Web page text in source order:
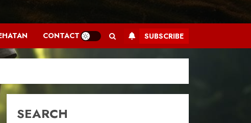
CONTACT SUBSCRIBE
SEARCH